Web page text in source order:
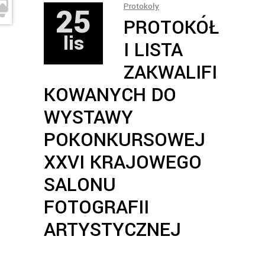
25
lis
Protokoły
PROTOKÓŁ
I LISTA
ZAKWALIFI
KOWANYCH DO
WYSTAWY
POKONKURSOWEJ
XXVI KRAJOWEGO
SALONU
FOTOGRAFII
ARTYSTYCZNEJ